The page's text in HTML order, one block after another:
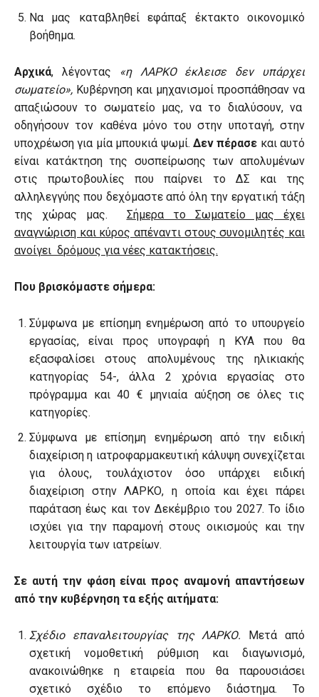
Να μας καταβληθεί εφάπαξ έκτακτο οικονομικό
βοήθημα.
Αρχικά, λέγοντας
«η ΛΑΡΚΟ έκλεισε δεν υπάρχει
σωματείο», Κυβέρνηση και μηχανισμοί προσπάθησαν να
απαξιώσουν το σωματείο μας, να το διαλύσουν, να
οδηγήσουν τον καθένα μόνο του στην υποταγή, στην
υποχρέωση για μία μπουκιά ψωμί. Δεν πέρασε και αυτό
είναι κατάκτηση της συσπείρωσης των απολυμένων
στις πρωτοβουλίες που παίρνει το ΔΣ και της
αλληλεγγύης που δεχόμαστε από όλη την εργατική τάξη
της χώρας μας. Σήμερα το Σωματείο μας έχει
αναγνώριση και κύρος απέναντι στους συνομιλητές και
ανοίγει δρόμους για νέες κατακτήσεις.
Που βρισκόμαστε σήμερα:
Σύμφωνα με επίσημη ενημέρωση από το υπουργείο
εργασίας, είναι προς υπογραφή η ΚΥΑ που θα
εξασφαλίσει στους απολυμένους της ηλικιακής
κατηγορίας 54-, άλλα 2 χρόνια εργασίας στο
πρόγραμμα και 40 € μηνιαία αύξηση σε όλες τις
κατηγορίες.
Σύμφωνα με επίσημη ενημέρωση από την ειδική
διαχείριση η ιατροφαρμακευτική κάλυψη συνεχίζεται
για όλους, τουλάχιστον όσο υπάρχει ειδική
διαχείριση στην ΛΑΡΚΟ, η οποία και έχει πάρει
παράταση έως και τον Δεκέμβριο του 2027. Το ίδιο
ισχύει για την παραμονή στους οικισμούς και την
λειτουργία των ιατρείων.
Σε αυτή την φάση είναι προς αναμονή απαντήσεων
από την κυβέρνηση τα εξής αιτήματα:
Σχέδιο επαναλειτουργίας της ΛΑΡΚΟ. Μετά από
σχετική νομοθετική ρύθμιση και διαγωνισμό,
ανακοινώθηκε η εταιρεία που θα παρουσιάσει
σχετικό σχέδιο το επόμενο διάστημα. Το